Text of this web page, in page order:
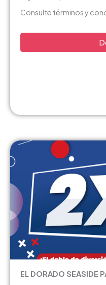
Consulte términos y
EL DORADO SEASIDE